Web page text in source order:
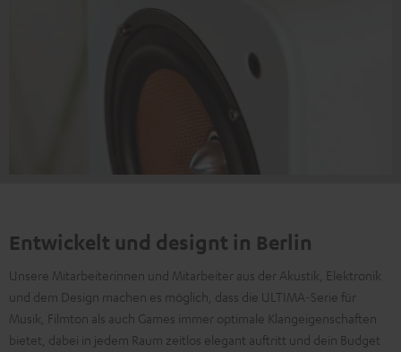
Entwickelt und designt in Berlin
Unsere Mitarbeiterinnen und Mitarbeiter aus der Akustik, Elektronik
und dem Design machen es möglich, dass die ULTIMA-Serie für
Musik, Filmton als auch Games immer optimale Klangeigenschaften
bietet, dabei in jedem Raum zeitlos elegant auftritt und dein Budget